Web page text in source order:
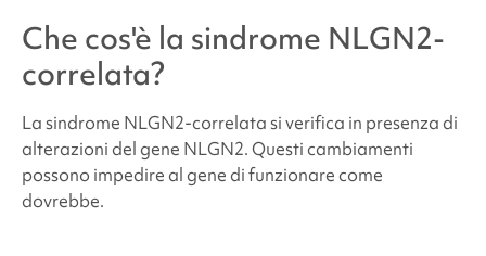
NLGN2
Quali sono le probabilità che altri membri della
famiglia dei futuri bambini abbiano la
sindrome
NLGN2-correlata
Quante persone hanno la
Che cos'è la sindrome NLGN2-
correlata?
Lasindrome NLGN2-correlatasi verifica in presenza di
alterazioni del gene NLGN2. Questi cambiamenti
possono impedire al gene di funzionare come
dovrebbe.